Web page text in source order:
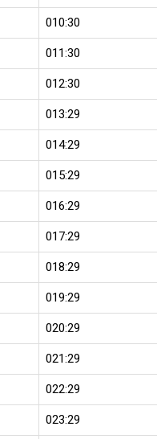
010:30
011:30
012:30
013:29
014:29
015:29
016:29
017:29
018:29
019:29
020:29
021:29
022:29
023:29